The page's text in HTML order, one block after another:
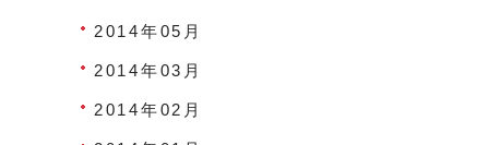
2014年05月
2014年03月
2014年02月